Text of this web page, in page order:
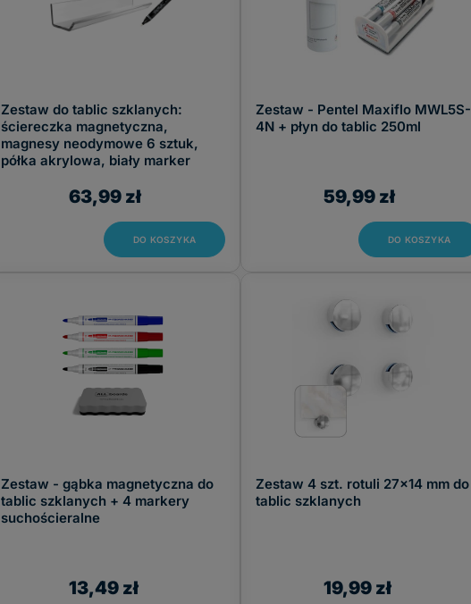
Zestaw do tablic szklanych:
ściereczka magnetyczna,
magnesy neodymowe 6 sztuk,
półka akrylowa, biały marker
63,99 zł
DO KOSZYKA
Zestaw - Pentel Maxiflo MWL5S-
4N + płyn do tablic 250ml
59,99 zł
DO KOSZYKA
Zestaw - gąbka magnetyczna do
tablic szklanych + 4 markery
suchościeralne
13,49 zł
Zestaw 4 szt. rotuli 27x14 mm do
tablic szklanych
19,99 zł